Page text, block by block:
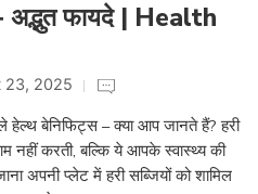
अद्भुत फायदे | Health
23, 2025
हेल्थ बेनिफिट्स – क्या आप जानते हैं? हरी
नहीं करती, बल्कि ये आपके स्वास्थ्य की
अपनी प्लेट में हरी सब्जियों को शामिल